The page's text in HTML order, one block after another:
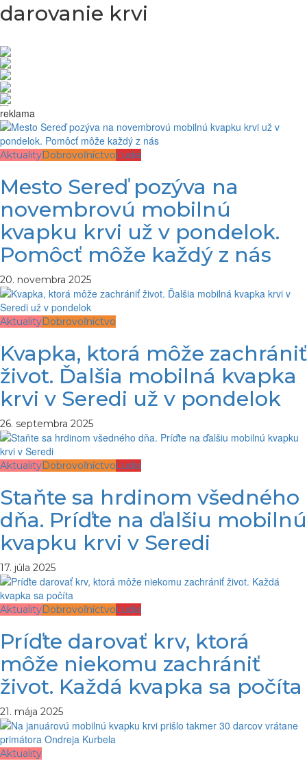
darovanie krvi
reklama
AktualityDobrovoľníctvoĽudia
Mesto Sereď pozýva na
novembrovú mobilnú
kvapku krvi už v pondelok.
Pomôcť môže každý z nás
20. novembra 2025
AktualityDobrovoľníctvo
Kvapka, ktorá môže zachrániť
život. Ďalšia mobilná kvapka
krvi v Seredi už v pondelok
26. septembra 2025
AktualityDobrovoľníctvoĽudia
Staňte sa hrdinom všedného
dňa. Príďte na ďalšiu mobilnú
kvapku krvi v Seredi
17. júla 2025
AktualityDobrovoľníctvoĽudia
Príďte darovať krv, ktorá
môže niekomu zachrániť
život. Každá kvapka sa počíta
21. mája 2025
Aktuality